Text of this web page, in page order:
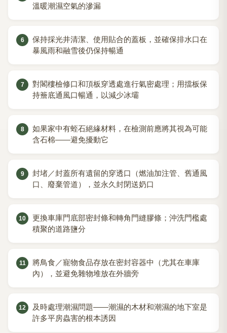
溫暖潮濕空氣的滲漏
保持採光井清潔、使用貼合的蓋板，並確保排水口在
暴風雨和融雪後仍保持暢通
對閣樓檢修口和頂板穿透處進行氣密處理；用擋板保
持簷底通風口暢通，以減少冰壩
如果家中有蛭石絕緣材料，在檢測前應將其視為可能
含石棉——避免擾動它
封堵／封蓋所有遺留的穿透口（燃油加注管、舊通風
口、廢棄管道），並永久封閉送奶口
更換車庫門底部密封條和轉角門縫膠條；沖洗門檻處
積聚的道路鹽分
將鳥食／寵物食品存放在密封容器中（尤其在車庫
內），並避免雜物堆放在外牆旁
及時處理潮濕問題——潮濕的木材和潮濕的地下室是
許多平房蟲害的根本誘因